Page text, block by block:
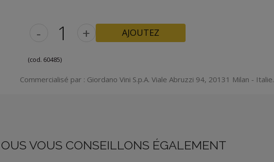
- + AJOUTEZ
(cod. 60485)
Commercialisé par : Giordano Vini S.p.A. Viale Abruzzi 94, 20131 Milan - Italie.
VOUS CONSEILLONS ÉGALEMENT